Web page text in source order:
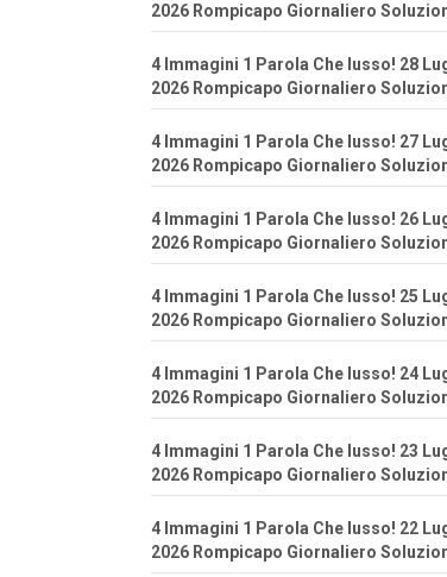
2026 Rompicapo Giornaliero
4 Immagini 1 Parola Che lusso! 28
2026 Rompicapo Giornaliero
4 Immagini 1 Parola Che lusso! 27
2026 Rompicapo Giornaliero
4 Immagini 1 Parola Che lusso! 26
2026 Rompicapo Giornaliero
4 Immagini 1 Parola Che lusso! 25
2026 Rompicapo Giornaliero
4 Immagini 1 Parola Che lusso! 24
2026 Rompicapo Giornaliero
4 Immagini 1 Parola Che lusso! 23
2026 Rompicapo Giornaliero
4 Immagini 1 Parola Che lusso! 22
2026 Rompicapo Giornaliero